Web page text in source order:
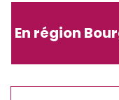
En région